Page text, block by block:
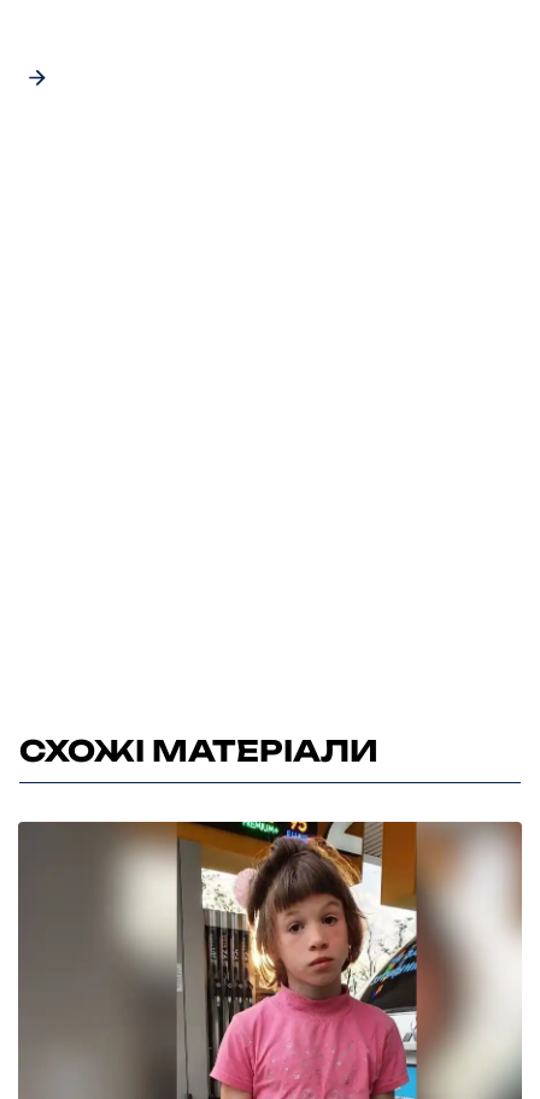
СХОЖІ МАТЕРІАЛИ